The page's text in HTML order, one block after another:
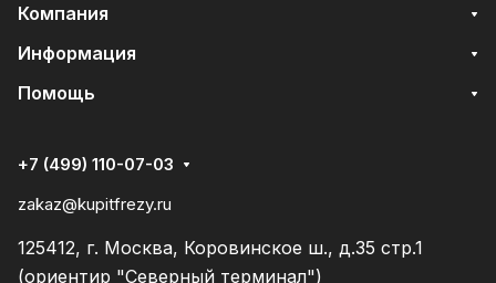
Компания
Информация
Помощь
+7 (499) 110-07-03
zakaz@kupitfrezy.ru
125412, г. Москва, Коровинское ш., д.35 стр.1
(ориентир "Северный терминал")